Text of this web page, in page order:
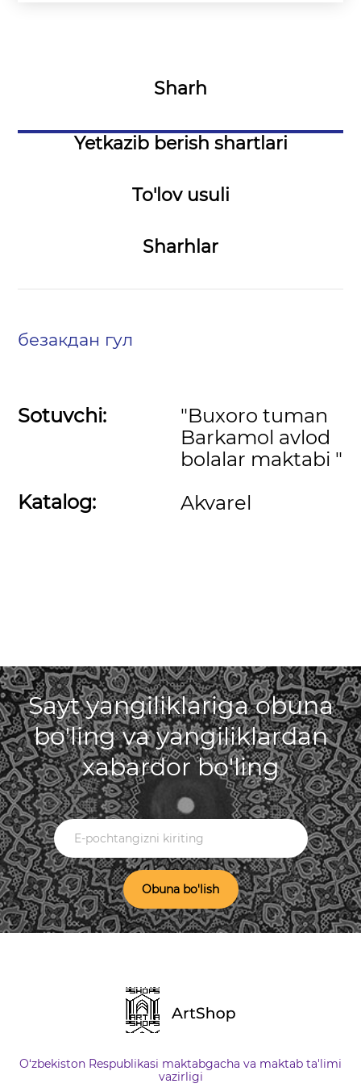
Sharh
Yetkazib berish shartlari
To'lov usuli
Sharhlar
безакдан гул
Sotuvchi:
Katalog:
"Buxoro tuman
Barkamol avlod
bolalar maktabi "
Akvarel
Sayt yangiliklariga obuna
bo'ling va yangiliklardan
xabardor bo'ling
Obuna bo'lish
O‘zbekiston Respublikasi maktabgacha va maktab ta'limi
vazirligi